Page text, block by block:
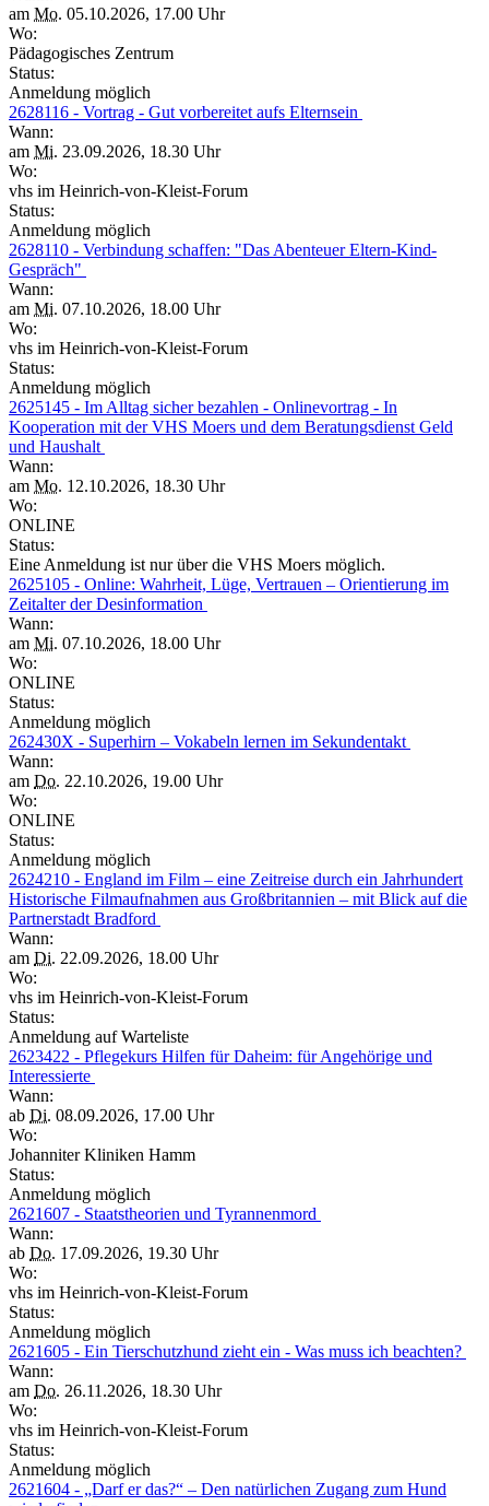
am Mo. 05.10.2026, 17.00 Uhr
Wo:
Pädagogisches Zentrum
Status:
Anmeldung möglich
2628116 - Vortrag - Gut vorbereitet aufs Elternsein
Wann:
am Mi. 23.09.2026, 18.30 Uhr
Wo:
vhs im Heinrich-von-Kleist-Forum
Status:
Anmeldung möglich
2628110 - Verbindung schaffen: "Das Abenteuer Eltern-Kind-
Gespräch"
Wann:
am Mi. 07.10.2026, 18.00 Uhr
Wo:
vhs im Heinrich-von-Kleist-Forum
Status:
Anmeldung möglich
2625145 - Im Alltag sicher bezahlen - Onlinevortrag - In
Kooperation mit der VHS Moers und dem Beratungsdienst Geld
und Haushalt
Wann:
am Mo. 12.10.2026, 18.30 Uhr
Wo:
ONLINE
Status:
Eine Anmeldung ist nur über die VHS Moers möglich.
2625105 - Online: Wahrheit, Lüge, Vertrauen – Orientierung im
Zeitalter der Desinformation
Wann:
am Mi. 07.10.2026, 18.00 Uhr
Wo:
ONLINE
Status:
Anmeldung möglich
262430X - Superhirn – Vokabeln lernen im Sekundentakt
Wann:
am Do. 22.10.2026, 19.00 Uhr
Wo:
ONLINE
Status:
Anmeldung möglich
2624210 - England im Film – eine Zeitreise durch ein Jahrhundert
Historische Filmaufnahmen aus Großbritannien – mit Blick auf die
Partnerstadt Bradford
Wann:
am Di. 22.09.2026, 18.00 Uhr
Wo:
vhs im Heinrich-von-Kleist-Forum
Status:
Anmeldung auf Warteliste
2623422 - Pflegekurs Hilfen für Daheim: für Angehörige und
Interessierte
Wann:
ab Di. 08.09.2026, 17.00 Uhr
Wo:
Johanniter Kliniken Hamm
Status:
Anmeldung möglich
2621607 - Staatstheorien und Tyrannenmord
Wann:
ab Do. 17.09.2026, 19.30 Uhr
Wo:
vhs im Heinrich-von-Kleist-Forum
Status:
Anmeldung möglich
2621605 - Ein Tierschutzhund zieht ein - Was muss ich beachten?
Wann:
am Do. 26.11.2026, 18.30 Uhr
Wo:
vhs im Heinrich-von-Kleist-Forum
Status:
Anmeldung möglich
2621604 - „Darf er das?“ – Den natürlichen Zugang zum Hund